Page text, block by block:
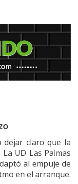
dejar claro que la
UD Las Palmas
al empuje de
en el arranque.